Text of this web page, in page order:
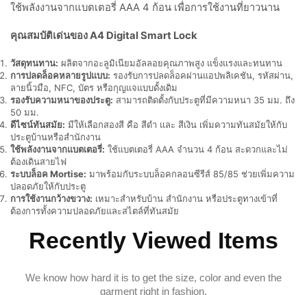
ใช้พลังงานจากแบตเตอรี่ AAA 4 ก้อน เพื่อการใช้งานที่ยาวนาน
คุณสมบัติเด่นของ A4 Digital Smart Lock
วัสดุทนทาน: ผลิตจากอะลูมิเนียมอัลลอยคุณภาพสูง แข็งแรงและทนทาน
การปลดล็อคหลายรูปแบบ: รองรับการปลดล็อคผ่านแอปพลิเคชัน, รหัสผ่าน,
ลายนิ้วมือ, NFC, บัตร หรือกุญแจแบบดั้งเดิม
รองรับความหนาของประตู: สามารถติดตั้งกับประตูที่มีความหนา 35 มม. ถึง
50 มม.
ดีไซน์ทันสมัย: มีให้เลือกสองสี คือ สีดำ และ สีเงิน เพิ่มความทันสมัยให้กับ
ประตูบ้านหรือสำนักงาน
ใช้พลังงานจากแบตเตอรี่: ใช้แบตเตอรี่ AAA จำนวน 4 ก้อน สะดวกและไม่
ต้องเดินสายไฟ
ระบบล็อค Mortise: มาพร้อมกับระบบล็อคกลอนซีรีส์ 85/85 ช่วยเพิ่มความ
ปลอดภัยให้กับประตู
การใช้งานกว้างขวาง: เหมาะสำหรับบ้าน สำนักงาน หรือประตูทางเข้าที่
ต้องการทั้งความปลอดภัยและสไตล์ที่ทันสมัย
Recently Viewed Items
We know how hard it is to get the size, color and even the
garment right in fashion.